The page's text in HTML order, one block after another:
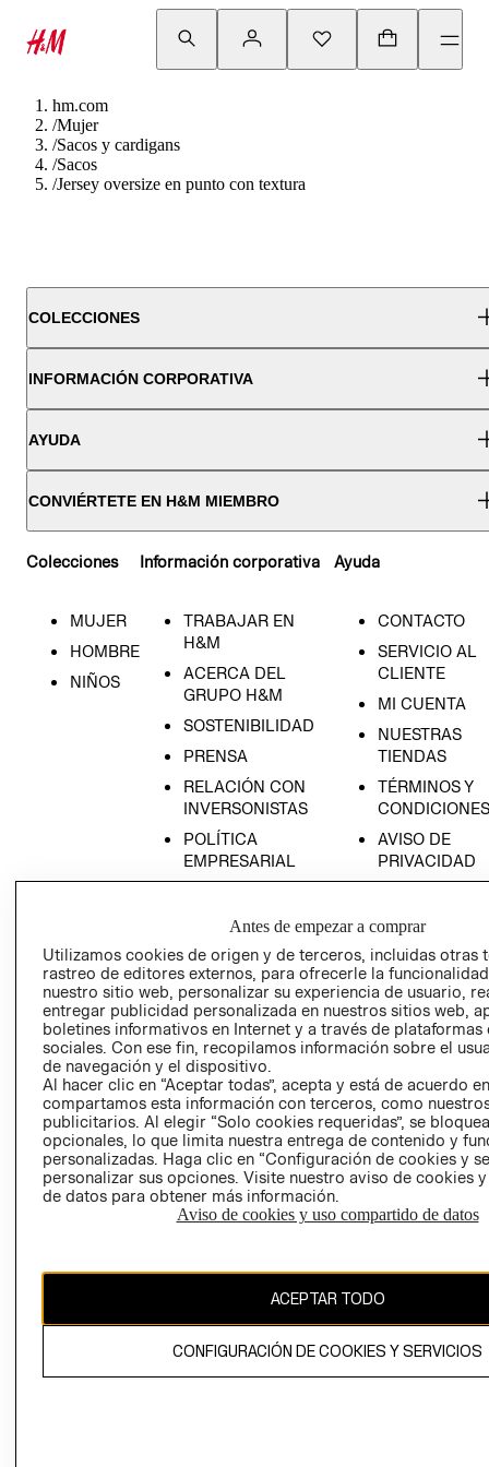
hm.com
/Mujer
/Sacos y cardigans
/Sacos
/Jersey oversize en punto con textura
COLECCIONES
INFORMACIÓN CORPORATIVA
AYUDA
CONVIÉRTETE EN H&M MIEMBRO
Colecciones
MUJER
HOMBRE
NIÑOS
Información corporativa
TRABAJAR EN
H&M
ACERCA DEL
GRUPO H&M
SOSTENIBILIDAD
PRENSA
RELACIÓN CON
INVERSONISTAS
POLÍTICA
EMPRESARIAL
Ayuda
CONTACTO
SERVICIO AL
CLIENTE
MI CUENTA
NUESTRAS
TIENDAS
TÉRMINOS Y
CONDICIONES
AVISO DE
PRIVACIDAD
AVISO DE
LIBRO DE
Ecuador ($)
CAMBIAR REGIÓN
propiedad de H&M Hennes & Mauritz AB.
Antes de empezar a comprar
Utilizamos cookies de origen y de terceros, incluidas otras
rastreo de editores externos, para ofrecerle la
nuestro sitio web, personalizar su experiencia de usuario,
entregar publicidad personalizada en nuestros sitios web,
boletines informativos en Internet y a través de plataformas
sociales. Con ese fin, recopilamos información sobre el
de navegación y el dispositivo.
Al hacer clic en “Aceptar todas”, acepta y está de acuerdo
compartamos esta información con terceros, como
publicitarios. Al elegir “Solo cookies requeridas”, se
opcionales, lo que limita nuestra entrega de contenido y
personalizadas. Haga clic en “Configuración de cookies y
personalizar sus opciones. Visite nuestro aviso de cookies
de datos para obtener más información.
Aviso de cookies y uso compartido de datos
ACEPTAR TODO
CONFIGURACIÓN DE COOKIES Y SERVICIOS